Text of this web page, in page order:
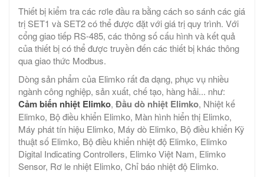
Thiết bị kiểm tra các rơle đầu ra bằng cách so sánh các giá
trị SET1 và SET2 có thể được đặt với giá trị quy trình. Với
cổng giao tiếp RS-485, các thông số cấu hình và kết quả
của thiết bị có thể được truyền đến các thiết bị khác thông
qua giao thức Modbus.
Dòng sản phẩm của Elimko rất đa dạng, phục vụ nhiều
ngành công nghiệp, sản xuất, chế tạo, hàng hải... như:
Cảm biến nhiệt Elimko, Đầu dò nhiệt Elimko, Nhiệt kế
Elimko, Bộ điều khiển Elimko, Màn hình hiển thị Elimko,
Máy phát tín hiệu Elimko, Máy dò Elimko, Bộ điều khiển Kỹ
thuật số Elimko, Bộ điều khiển nhiệt độ Elimko, Elimko
Digital Indicating Controllers, Elimko Việt Nam, Elimko
Sensor, Rơ le nhiệt Elimko, Chỉ báo nhiệt độ Elimko.